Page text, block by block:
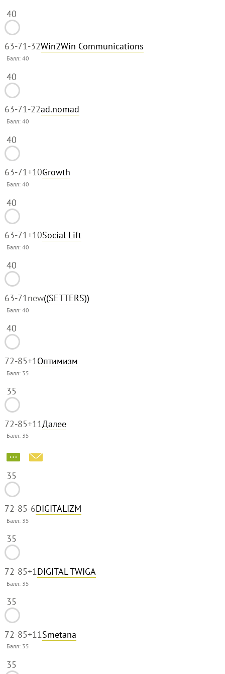
40
63-71-32Win2Win Communications
Балл:40
40
63-71-22ad.nomad
Балл:40
40
63-71+10Growth
Балл:40
40
63-71+10Social Lift
Балл:40
40
63-71new((SETTERS))
Балл:40
40
72-85+1Оптимизм
Балл: 35
35
72-85+11Далее
Балл: 35
35
72-85-6DIGITALIZM
Балл: 35
35
72-85+1DIGITAL TWIGA
Балл: 35
35
72-85+11Smetana
Балл: 35
35